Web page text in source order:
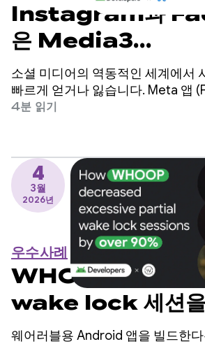
Instagram과
은 Media3
하여 즉시 재생을 제
용자 참여를 높입니다.
소셜 미디어의 역동적인 세계에서
빠르게 얻거나 잃습니다. Meta 앱
Instagram)은 세계 최대의 소셜 플
4분 읽기
4
3월
2026년
우수사례
WHOOP이 과도한
wake lock 세션
상 줄인 방법
웨어러블용 Android 앱을 빌드한